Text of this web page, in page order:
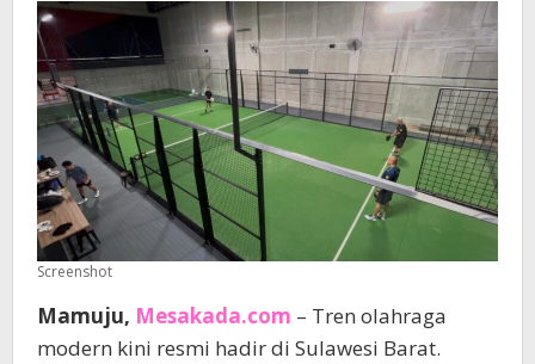
Sulbar
Screenshot
Mamuju, Mesakada.com – Tren olahraga
modern kini resmi hadir di Sulawesi Barat.